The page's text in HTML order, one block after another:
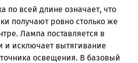
по всей длине означает, что
получают ровно столько же
Лампа поставляется в
и исключает вытягивание
освещения. В базовый